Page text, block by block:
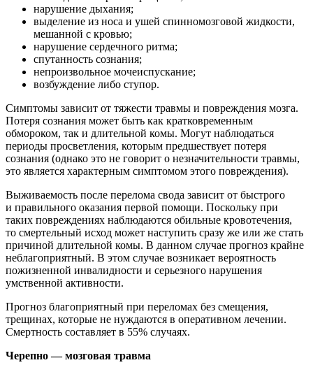
нарушение дыхания;
выделение из носа и ушей спинномозговой жидкости,
мешанной с кровью;
нарушение сердечного ритма;
спутанность сознания;
непроизвольное мочеиспускание;
возбуждение либо ступор.
Симптомы зависит от тяжести травмы и повреждения мозга.
Потеря сознания может быть как кратковременным
обмороком, так и длительной комы. Могут наблюдаться
периоды просветления, которым предшествует потеря
сознания (однако это не говорит о незначительности травмы,
это является характерным симптомом этого повреждения).
Выживаемость после перелома свода зависит от быстрого
и правильного оказания первой помощи. Поскольку при
таких повреждениях наблюдаются обильные кровотечения,
то смертельный исход может наступить сразу же или же стать
причиной длительной комы. В данном случае прогноз крайне
неблагоприятный. В этом случае возникает вероятность
пожизненной инвалидности и серьезного нарушения
умственной активности.
Прогноз благоприятный при переломах без смещения,
трещинах, которые не нуждаются в оперативном лечении.
Смертность составляет в 55% случаях.
Черепно — мозговая травма